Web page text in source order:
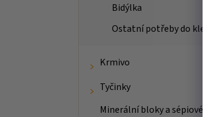
Bidýlka
Ostatní potřeby do klecí
Krmivo
Tyčinky
Minerální bloky a sépiové kosti